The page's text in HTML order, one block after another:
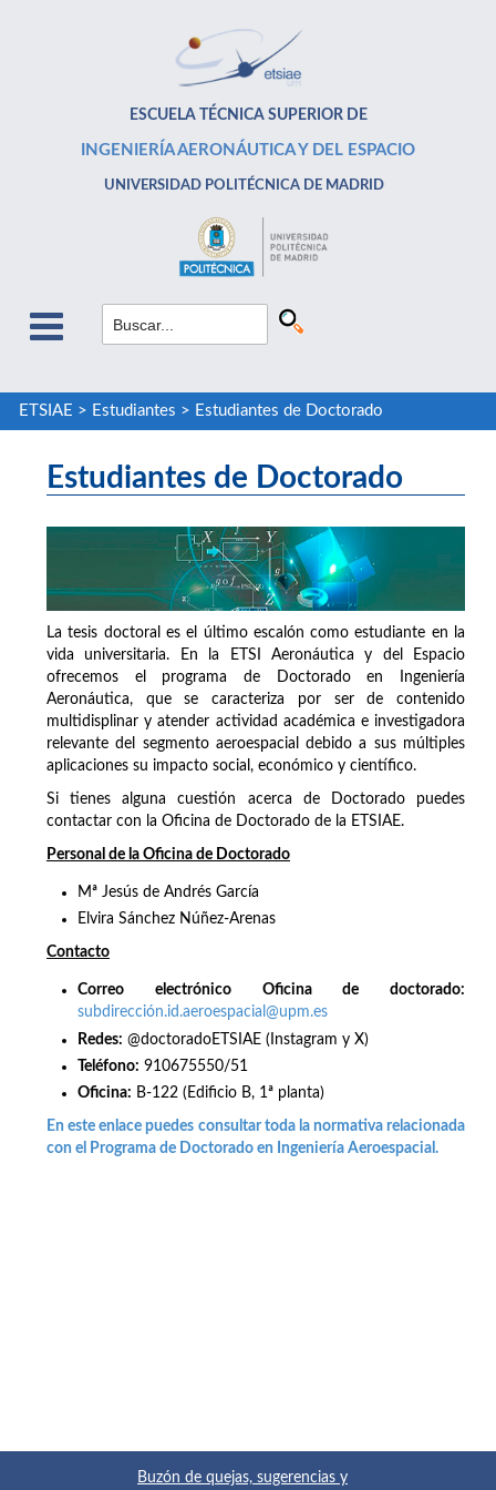
ESCUELA TÉCNICA SUPERIOR DE
INGENIERÍA AERONÁUTICA Y DEL ESPACIO
UNIVERSIDAD POLITÉCNICA DE MADRID
ETSIAE > Estudiantes > Estudiantes de Doctorado
Estudiantes de Doctorado
La tesis doctoral es el último escalón como estudiante en la
vida universitaria. En la ETSI Aeronáutica y del Espacio
ofrecemos el programa de Doctorado en Ingeniería
Aeronáutica, que se caracteriza por ser de contenido
multidisplinar y atender actividad académica e investigadora
relevante del segmento aeroespacial debido a sus múltiples
aplicaciones su impacto social, económico y científico.
Si tienes alguna cuestión acerca de Doctorado puedes
contactar con la Oficina de Doctorado de la ETSIAE.
Personal de la Oficina de Doctorado
Mª Jesús de Andrés García
Elvira Sánchez Núñez-Arenas
Contacto
Correo electrónico Oficina de doctorado:
subdirección.id.aeroespacial@upm.es
Redes: @doctoradoETSIAE (Instagram y X)
Teléfono: 910675550/51
Oficina: B-122 (Edificio B, 1ª planta)
En este enlace puedes consultar toda la normativa relacionada
con el Programa de Doctorado en Ingeniería Aeroespacial.
Buzón de quejas, sugerencias y